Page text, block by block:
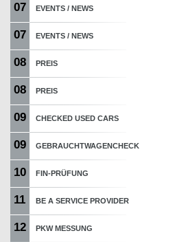
07 EVENTS / NEWS
07 EVENTS / NEWS
08 PREIS
08 PREIS
09 CHECKED USED CARS
09 GEBRAUCHTWAGENCHECK
10 FIN-PRÜFUNG
11 BE A SERVICE PROVIDER
12 PKW MESSUNG